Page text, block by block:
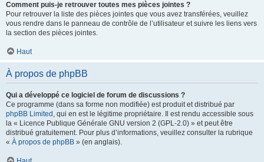
Comment puis-je retrouver toutes mes pièces jointes ?
Pour retrouver la liste des pièces jointes que vous avez transférées, veuillez
vous rendre dans le panneau de contrôle de l’utilisateur et suivre les liens vers
la section des pièces jointes.
Haut
À propos de phpBB
Qui a développé ce logiciel de forum de discussions ?
Ce programme (dans sa forme non modifiée) est produit et distribué par
phpBB Limited , qui en est le légitime propriétaire. Il est rendu accessible sous
la « Licence Publique Générale GNU version 2 (GPL-2.0) » et peut être
distribué gratuitement. Pour plus d’informations, veuillez consulter la rubrique
« À propos de phpBB » (en anglais).